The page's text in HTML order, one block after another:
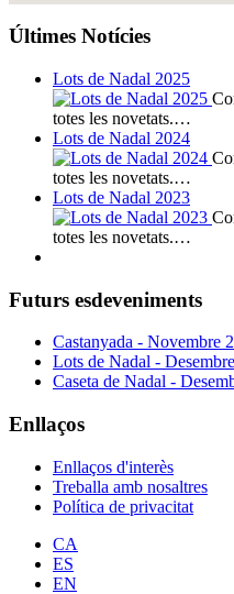
Últimes Notícies
Lots de Nadal 2025
totes les novetats.…
Lots de Nadal 2024
totes les novetats.…
Lots de Nadal 2023
totes les novetats.…
Futurs esdeveniments
Castanyada - Novembre
Lots de Nadal -
Caseta de Nadal -
Enllaços
Enllaços d'interès
Treballa amb nosaltres
Política de privacitat
CA
ES
EN